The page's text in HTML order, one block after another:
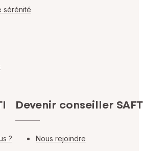
sérénité
?
Devenir conseiller
Nous rejoindre